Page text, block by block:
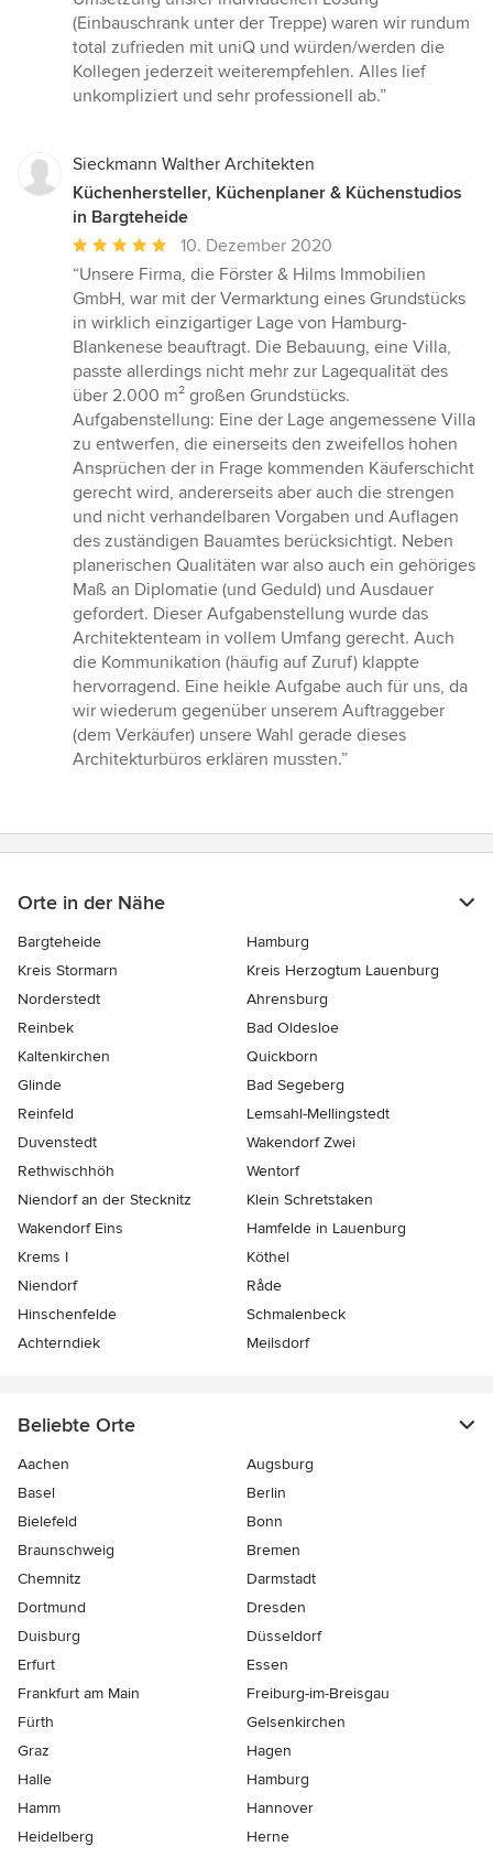
von
5
Sternen
(Einbauschrank unter der Treppe) waren wir rundum
total zufrieden mit uniQ und würden/werden die
Kollegen jederzeit weiterempfehlen. Alles lief
unkompliziert und sehr professionell ab.”
Sieckmann Walther Architekten
Küchenhersteller, Küchenplaner & Küchenstudios
in Bargteheide
Durchschnittliche
Bewertung:
5
von
5
Sternen
10. Dezember 2020
“Unsere Firma, die Förster & Hilms Immobilien
GmbH, war mit der Vermarktung eines Grundstücks
in wirklich einzigartiger Lage von Hamburg-
Blankenese beauftragt. Die Bebauung, eine Villa,
passte allerdings nicht mehr zur Lagequalität des
über 2.000 m² großen Grundstücks.
Aufgabenstellung: Eine der Lage angemessene Villa
zu entwerfen, die einerseits den zweifellos hohen
Ansprüchen der in Frage kommenden Käuferschicht
gerecht wird, andererseits aber auch die strengen
und nicht verhandelbaren Vorgaben und Auflagen
des zuständigen Bauamtes berücksichtigt. Neben
planerischen Qualitäten war also auch ein gehöriges
Maß an Diplomatie (und Geduld) und Ausdauer
gefordert. Dieser Aufgabenstellung wurde das
Architektenteam in vollem Umfang gerecht. Auch
die Kommunikation (häufig auf Zuruf) klappte
hervorragend. Eine heikle Aufgabe auch für uns, da
wir wiederum gegenüber unserem Auftraggeber
(dem Verkäufer) unsere Wahl gerade dieses
Architekturbüros erklären mussten.”
Orte in der Nähe
Bargteheide
Hamburg
Kreis Stormarn
Kreis Herzogtum Lauenburg
Norderstedt
Ahrensburg
Reinbek
Bad Oldesloe
Kaltenkirchen
Quickborn
Glinde
Bad Segeberg
Reinfeld
Lemsahl-Mellingstedt
Duvenstedt
Wakendorf Zwei
Rethwischhöh
Wentorf
Niendorf an der Stecknitz
Klein Schretstaken
Wakendorf Eins
Hamfelde in Lauenburg
Krems I
Köthel
Niendorf
Råde
Hinschenfelde
Schmalenbeck
Achterndiek
Meilsdorf
Beliebte Orte
Aachen
Augsburg
Basel
Berlin
Bielefeld
Bonn
Braunschweig
Bremen
Chemnitz
Darmstadt
Dortmund
Dresden
Duisburg
Düsseldorf
Erfurt
Essen
Frankfurt am Main
Freiburg-im-Breisgau
Fürth
Gelsenkirchen
Graz
Hagen
Halle
Hamburg
Hamm
Hannover
Heidelberg
Herne